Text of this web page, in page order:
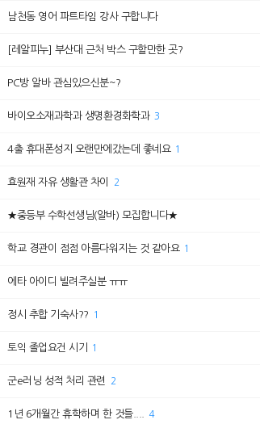
남천동 영어 파트타임 강사 구합니다
[레알피누] 부산대 근처 박스 구할만한 곳?
PC방 알바 관심있으신분~?
바이오소재과학과 생명환경화학과 3
4출 휴대폰성지 오랜만에갔는데 좋네요 1
효원재 자유 생활관 차이 2
★중등부 수학선생님(알바) 모집합니다★
학교 경관이 점점 아름다워지는 것 같아요 1
에타 아이디 빌려주실분 ㅠㅠ
정시 추합 기숙사?? 1
토익 졸업요건 시기 1
군e러닝 성적 처리 관련 2
1년 6개월간 휴학하며 한 것들.... 4